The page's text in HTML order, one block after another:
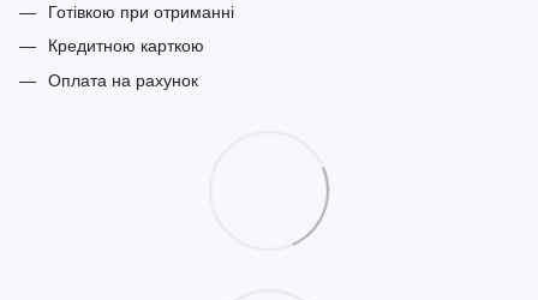
Готівкою при отриманні
Кредитною карткою
Оплата на рахунок